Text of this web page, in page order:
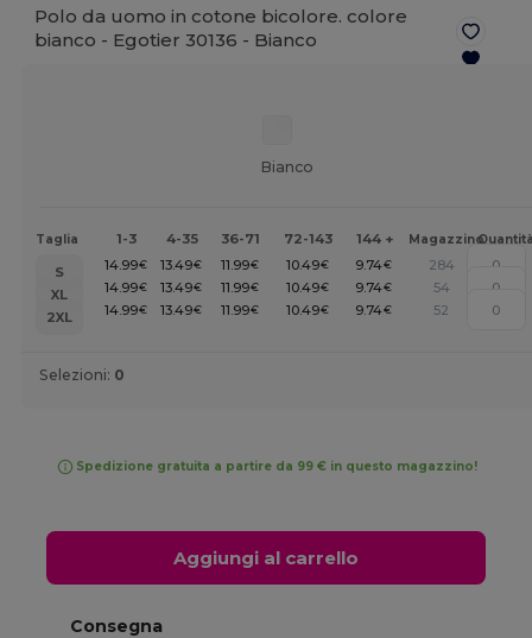
Polo da uomo in cotone bicolore. colore
bianco - Egotier 30136 - Bianco
Bianco
Taglia 1-3 4-35 36-71 72-143 144 + Magazzino
S 14.99€ 13.49€ 11.99€ 10.49€ 9.74€
284
XL
14.99€ 13.49€ 11.99€ 10.49€ 9.74€
54
2XL
14.99€ 13.49€ 11.99€ 10.49€ 9.74€ 52
Selezioni: 0
Spedizione gratuita a partire da 99 € in questo magazzino!
Aggiungi al carrello
Consegna